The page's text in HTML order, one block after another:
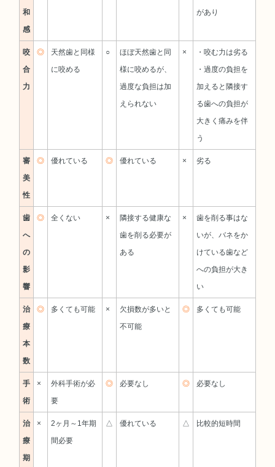
和
感
があり
咬
合
力
◎
天然歯と同様
に咬める
○
ほぼ天然歯と同
様に咬めるが、
過度な負担は加
えられない
×
・咬む力は劣る
・過度の負担を
加えると隣接す
る歯への負担が
大きく痛みを伴
う
審
美
性
◎ 優れている ◎ 優れている × 劣る
歯
へ
の
影
響
◎ 全くない ×
隣接する健康な
歯を削る必要が
ある
×
歯を削る事はな
いが、バネをか
けている歯など
への負担が大き
い
治
療
本
数
◎ 多くても可能 ×
欠損数が多いと
不可能
◎ 多くても可能
手
術
×
外科手術が必
要
◎ 必要なし ◎ 必要なし
治
療
期
×
2ヶ月～1年期
間必要
△ 優れている △ 比較的短時間